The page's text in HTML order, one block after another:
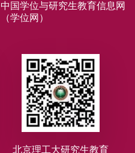
中国学位与研究生教育信息网
（学位网）
北京理工大研究生教育